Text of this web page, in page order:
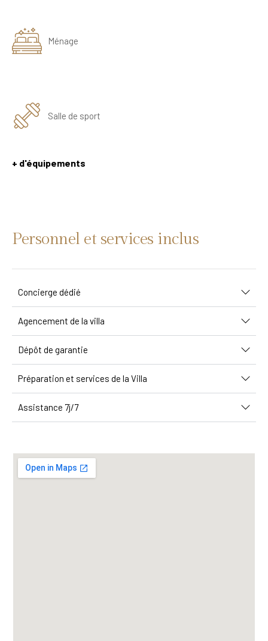
Ménage
Salle de sport
+ d'équipements
Personnel et services inclus
Concierge dédié
Agencement de la villa
Dépôt de garantie
Préparation et services de la Villa
Assistance 7j/7